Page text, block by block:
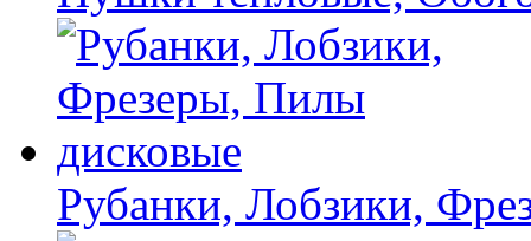
Рубанки, Лобзики,